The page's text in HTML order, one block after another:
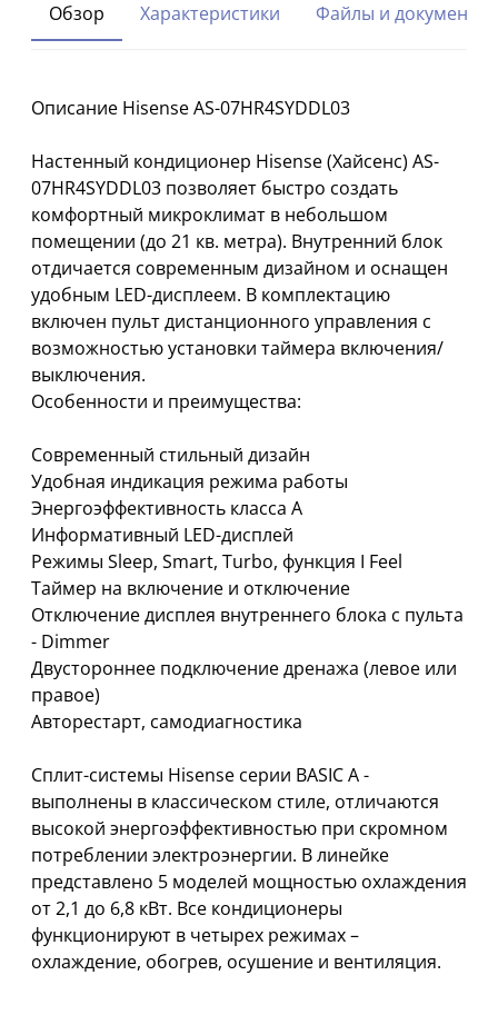
Обзор Характеристики Файлы и документы
Описание Hisense AS-07HR4SYDDL03
Настенный кондиционер Hisense (Хайсенс) AS-
07HR4SYDDL03 позволяет быстро создать
комфортный микроклимат в небольшом
помещении (до 21 кв. метра). Внутренний блок
отдичается современным дизайном и оснащен
удобным LED-дисплеем. В комплектацию
включен пульт дистанционного управления с
возможностью установки таймера включения/
выключения.
Особенности и преимущества:
Современный стильный дизайн
Удобная индикация режима работы
Энергоэффективность класса А
Информативный LED-дисплей
Режимы Sleep, Smart, Turbo, функция I Feel
Таймер на включение и отключение
Отключение дисплея внутреннего блока с пульта
- Dimmer
Двустороннее подключение дренажа (левое или
правое)
Авторестарт, самодиагностика
Сплит-системы Hisense серии BASIC A -
выполнены в классическом стиле, отличаются
высокой энергоэффективностью при скромном
потреблении электроэнергии. В линейке
представлено 5 моделей мощностью охлаждения
от 2,1 до 6,8 кВт. Все кондиционеры
функционируют в четырех режимах –
охлаждение, обогрев, осушение и вентиляция.